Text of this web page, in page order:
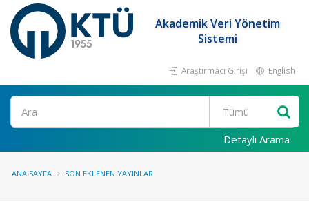
Akademik Veri Yönetim
Sistemi
Araştırmacı Girişi English
Ara
Detaylı Arama
ANA SAYFA SON EKLENEN YAYINLAR